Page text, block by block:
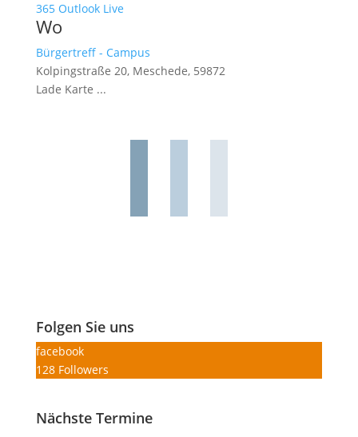
365 Outlook Live
Wo
Bürgertreff - Campus
Kolpingstraße 20, Meschede, 59872
Lade Karte ...
Folgen Sie uns
facebook
128 Followers
Nächste Termine